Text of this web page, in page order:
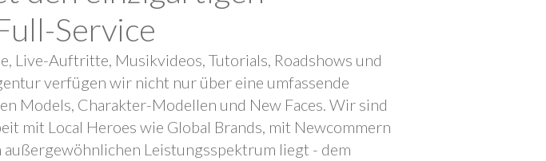
Service
Auftritte, Musikvideos, Tutorials, Roadshows und
verfügen wir nicht nur über eine umfassende
Models, Charakter-Modellen und New Faces. Wir sind
mit Local Heroes wie Global Brands, mit Newcommern
Leistungsspektrum liegt - dem